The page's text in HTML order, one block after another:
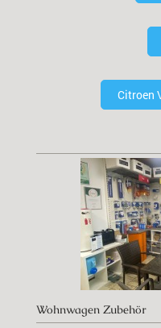
Citroen
Wohnwagen Zubehör